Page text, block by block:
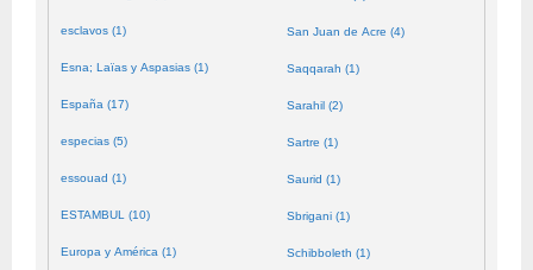
esclavos (1)
Esna; Laïas y Aspasias (1)
España (17)
especias (5)
essouad (1)
ESTAMBUL (10)
Europa y América (1)
San Juan de Acre (4)
Saqqarah (1)
Sarahil (2)
Sartre (1)
Saurid (1)
Sbrigani (1)
Schibboleth (1)